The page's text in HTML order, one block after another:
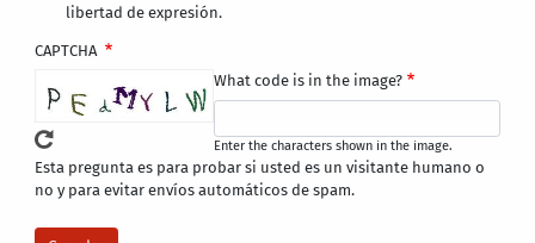
libertad de expresión.
CAPTCHA
What code is in the image?
Enter the characters shown in the image.
Esta pregunta es para probar si usted es un visitante humano o
no y para evitar envíos automáticos de spam.